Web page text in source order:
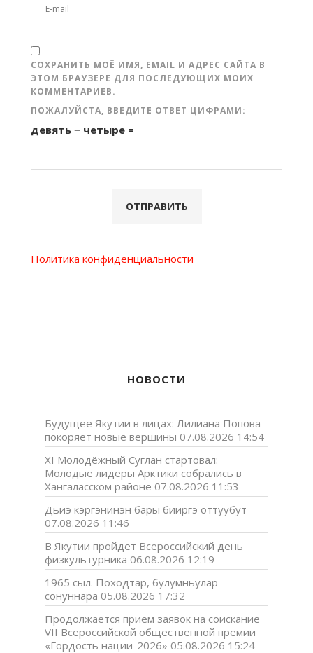
СОХРАНИТЬ МОЁ ИМЯ, EMAIL И АДРЕС САЙТА В
ЭТОМ БРАУЗЕРЕ ДЛЯ ПОСЛЕДУЮЩИХ МОИХ
КОММЕНТАРИЕВ.
ПОЖАЛУЙСТА, ВВЕДИТЕ ОТВЕТ ЦИФРАМИ:
девять − четыре =
Политика конфиденциальности
НОВОСТИ
Будущее Якутии в лицах: Лилиана Попова
покоряет новые вершины 07.08.2026 14:54
XI Молодёжный Суглан стартовал:
Молодые лидеры Арктики собрались в
Хангаласском районе 07.08.2026 11:53
Дьиэ кэргэнинэн бары бииргэ оттуубут
07.08.2026 11:46
В Якутии пройдет Всероссийский день
физкультурника 06.08.2026 12:19
1965 сыл. Походтар, булумньулар
сонуннара 05.08.2026 17:32
Продолжается прием заявок на соискание
VII Всероссийской общественной премии
«Гордость нации-2026» 05.08.2026 15:24